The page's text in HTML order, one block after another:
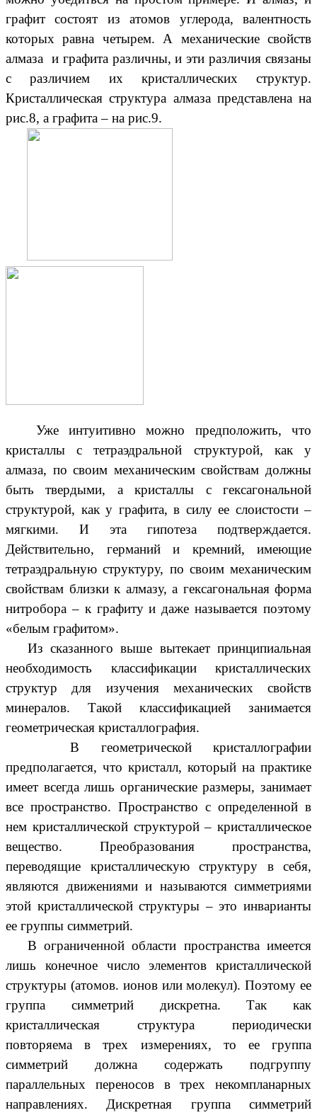
графит состоят из атомов углерода, валентность
которых равна четырем. А механические свойств
алмаза и графита различны, и эти различия связаны
с различием их кристаллических структур.
Кристаллическая структура алмаза представлена на
рис.8, а графита – на рис.9.
Уже интуитивно можно предположить, что
кристаллы с тетраэдральной структурой, как у
алмаза, по своим механическим свойствам должны
быть твердыми, а кристаллы с гексагональной
структурой, как у графита, в силу ее слоистости –
мягкими. И эта гипотеза подтверждается.
Действительно, германий и кремний, имеющие
тетраэдральную структуру, по своим механическим
свойствам близки к алмазу, а гексагональная форма
нитробора – к графиту и даже называется поэтому
«белым графитом».
Из сказанного выше вытекает принципиальная
необходимость классификации кристаллических
структур для изучения механических свойств
минералов. Такой классификацией занимается
геометрическая кристаллография.
В геометрической кристаллографии
предполагается, что кристалл, который на практике
имеет всегда лишь органические размеры, занимает
все пространство. Пространство с определенной в
нем кристаллической структурой – кристаллическое
вещество. Преобразования пространства,
переводящие кристаллическую структуру в себя,
являются движениями и называются симметриями
этой кристаллической структуры – это инварианты
ее группы симметрий.
В ограниченной области пространства имеется
лишь конечное число элементов кристаллической
структуры (атомов. ионов или молекул). Поэтому ее
группа симметрий дискретна. Так как
кристаллическая структура периодически
повторяема в трех измерениях, то ее группа
симметрий должна содержать подгруппу
параллельных переносов в трех некомпланарных
направлениях. Дискретная группа симметрий